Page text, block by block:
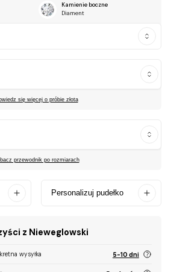
Kamienie boczne
Diament
się więcej o próbie złota
przewodnik po rozmiarach
Personalizuj pudełko
z Nieweglowski
wysyłka 5-10 dni